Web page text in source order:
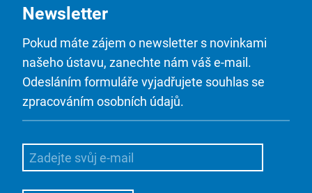
Newsletter
Pokud máte zájem o newsletter s novinkami
našeho ústavu, zanechte nám váš e-mail.
Odesláním formuláře vyjadřujete souhlas se
zpracováním osobních údajů.